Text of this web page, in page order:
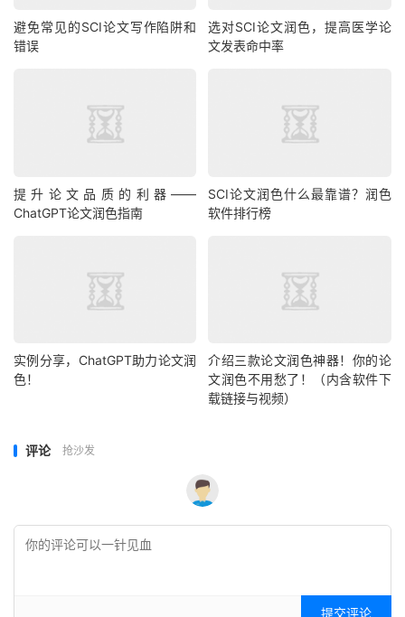
避免常见的SCI论文写作陷阱和
错误
选对SCI论文润色，提高医学论
文发表命中率
提升论文品质的利器——
ChatGPT论文润色指南
SCI论文润色什么最靠谱？润色
软件排行榜
实例分享，ChatGPT助力论文润
色！
介绍三款论文润色神器！你的论
文润色不用愁了！（内含软件下
载链接与视频）
评论 抢沙发
提交评论